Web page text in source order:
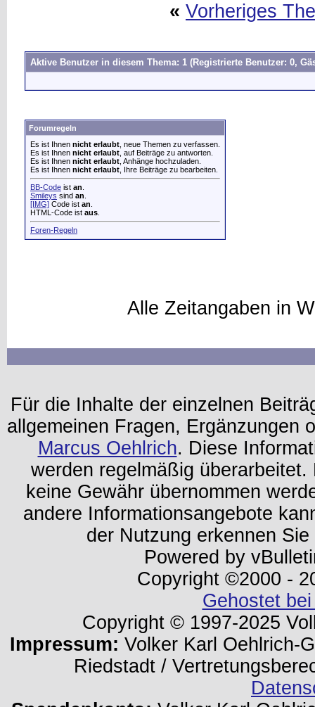
« Vorheriges
Aktive Benutzer in diesem Thema: 1 (Registrierte Benutzer: 0,
Forumregeln
Es ist Ihnen nicht erlaubt , neue Themen zu verfassen.
Es ist Ihnen nicht erlaubt , auf Beiträge zu antworten.
Es ist Ihnen nicht erlaubt , Anhänge hochzuladen.
Es ist Ihnen nicht erlaubt , Ihre Beiträge zu bearbeiten.
BB-Code ist an
Smileys sind an
[IMG] Code ist an
HTML-Code ist aus
Foren-Regeln
Alle Zeitangaben in
Für die Inhalte der einzelnen
allgemeinen Fragen, Ergänzungen
Marcus Oehlrich. Diese
werden regelmäßig
keine Gewähr übernommen
andere Informationsangebote
der Nutzung erkennen
Powered by
Copyright ©2000 -
Gehostet
Copyright © 1997-2025
Impressum: Volker Karl Oehlrich-
Riedstadt /